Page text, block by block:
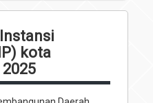
Daerah
kota